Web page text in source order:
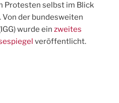
Protesten selbst im Blick
der bundesweiten
wurde ein zweites
veröffentlicht.